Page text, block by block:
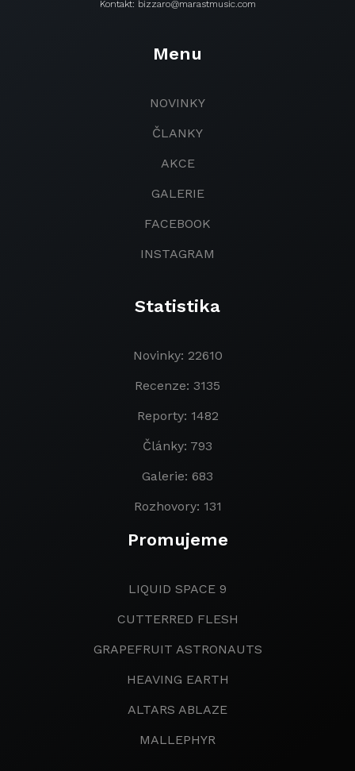
Kontakt: bizzaro@marastmusic.com
Menu
NOVINKY
ČLANKY
AKCE
GALERIE
FACEBOOK
INSTAGRAM
Statistika
Novinky: 22610
Recenze: 3135
Reporty: 1482
Články: 793
Galerie: 683
Rozhovory: 131
Promujeme
LIQUID SPACE 9
CUTTERRED FLESH
GRAPEFRUIT ASTRONAUTS
HEAVING EARTH
ALTARS ABLAZE
MALLEPHYR